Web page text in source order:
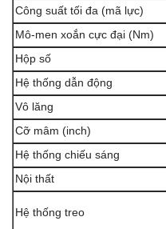
Công suất tối đa (mã lực)
Mô-men xoắn cực đại (Nm)
Hộp số
Hệ thống dẫn động
Vô lăng
Cỡ mâm (inch)
Hệ thống chiếu sáng
Nội thất
Hệ thống treo